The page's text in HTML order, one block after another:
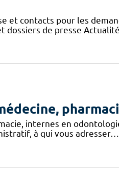
et contacts pour les
dossiers de presse
internes en
à qui vous